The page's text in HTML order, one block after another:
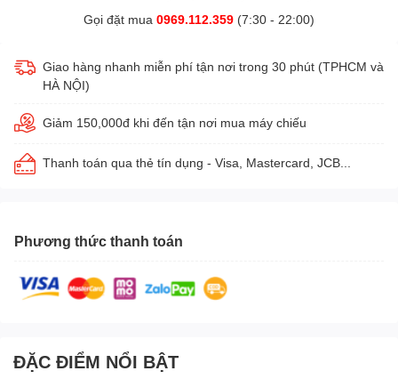
Gọi đặt mua 0969.112.359 (7:30 - 22:00)
Giao hàng nhanh miễn phí tận nơi trong 30 phút (TPHCM và
HÀ NỘI)
Giảm 150,000đ khi đến tận nơi mua máy chiếu
Thanh toán qua thẻ tín dụng - Visa, Mastercard, JCB...
Phương thức thanh toán
ĐẶC ĐIỂM NỔI BẬT